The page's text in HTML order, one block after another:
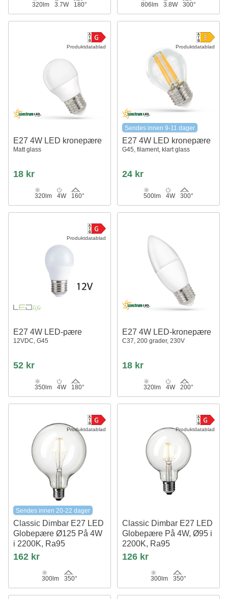
320lm 3.7W 180° 806lm 3.8W 300°
Produktdatablad
E27 4W LED kronepære
Matt glass
18 kr
320lm 4W 160°
Produktdatablad
Sendes innen 9-11 dager
E27 4W LED kronepære
G45, filament, klart glass
24 kr
500lm 4W 300°
Produktdatablad
E27 4W LED-pære
12VDC, G45
52 kr
350lm 4W 180°
E27 4W LED-kronepære
C37, 200 grader, 230V
18 kr
320lm 4W 200°
Produktdatablad
Sendes innen 20-22 dager
Classic Dimbar E27 LED
Globepære Ø125 På 4W
i 2200K, Ra95
162 kr
300lm 350°
Produktdatablad
Classic Dimbar E27 LED
Globepære På 4W, Ø95 i
2200K, Ra95
126 kr
300lm 350°